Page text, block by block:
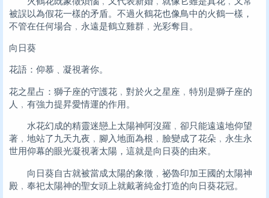
被誤以為假花一樣的矛盾。不過火鶴花也像鳥中的火鶴一樣，
不管在任何場合﹐永遠是鶴立雞群﹐光彩奪目。
向日葵
花語：仰慕﹑凝視著你。
花之星占：獅子座的守護花﹐對於火之星座﹐特別是獅子座的
人﹐有強力提昇愛情運的作用。
水花幻成的精靈迷戀上太陽神阿沒羅﹐卻只能遠遠地仰望
著﹐地站了九天九夜﹐腳入地面為根﹐臉變成了花朵﹐永生永
世用仰幕的眼光凝視著太陽，這就是向日葵的由來。
向日葵自古就被當成太陽的象徵﹐祕魯印加王國的太陽神
殿﹐奉祀太陽神的聖女頭上就戴著純金打造的向日葵花冠。